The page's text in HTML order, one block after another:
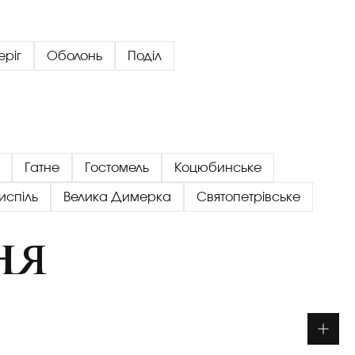
Оболонь Поділ
Гатне Гостомель Коцюбинське
Велика Димерка Святопетрівське